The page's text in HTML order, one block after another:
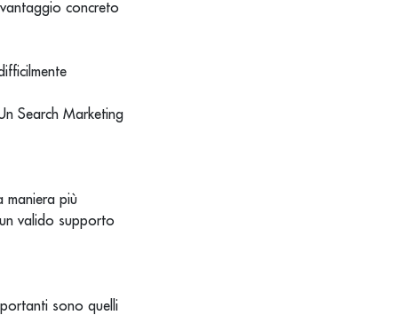
concreto
Search Marketing
più
valido supporto
sono quelli